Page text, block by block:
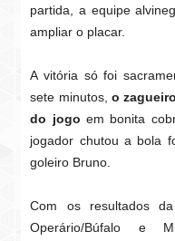
partida, a equipe
ampliar o placar.
A vitória só foi
sete minutos, o
do jogo em bonita
jogador chutou a bola
goleiro Bruno.
Com os resultados
Operário/Búfalo e